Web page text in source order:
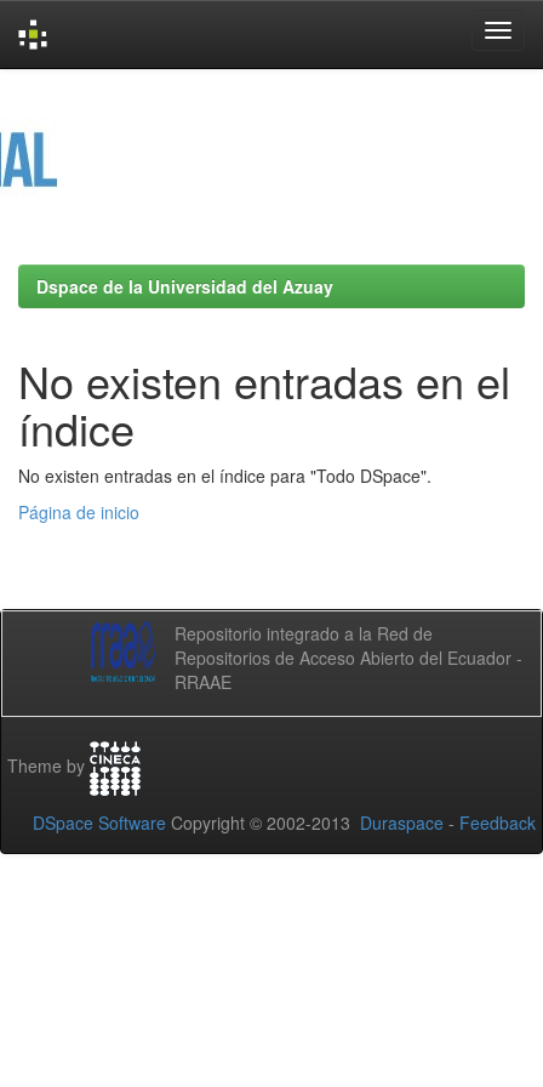
Dspace de la Universidad del Azuay
No existen entradas en el
índice
No existen entradas en el índice para "Todo DSpace".
Página de inicio
Repositorio integrado a la Red de
Repositorios de Acceso Abierto del Ecuador -
RRAAE
Theme by
DSpace Software Copyright © 2002-2013 Duraspace - Feedback